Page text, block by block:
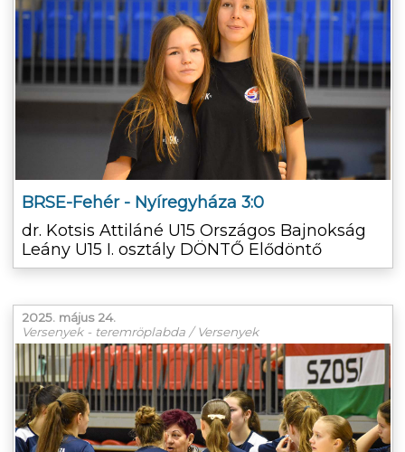
BRSE-Fehér - Nyíregyháza 3:0
dr. Kotsis Attiláné U15 Országos Bajnokság
Leány U15 I. osztály DÖNTŐ Elődöntő
2025. május 24.
Versenyek - teremröplabda / Versenyek